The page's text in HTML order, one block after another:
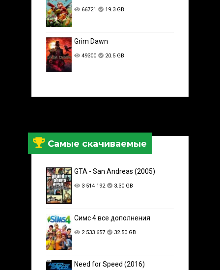
66721 19.3 GB
Grim Dawn
49300 20.5 GB
Самые скачиваемые
GTA - San Andreas (2005)
3 514 192 3.30 GB
Симс 4 все дополнения
2 533 657 32.50 GB
Need for Speed (2016)